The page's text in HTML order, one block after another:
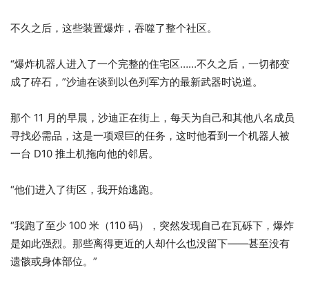
不久之后，这些装置爆炸，吞噬了整个社区。
“爆炸机器人进入了一个完整的住宅区……不久之后，一切都变
成了碎石，”沙迪在谈到以色列军方的最新武器时说道。
那个 11 月的早晨，沙迪正在街上，每天为自己和其他八名成员
寻找必需品，这是一项艰巨的任务，这时他看到一个机器人被
一台 D10 推土机拖向他的邻居。
“他们进入了街区，我开始逃跑。
“我跑了至少 100 米（110 码），突然发现自己在瓦砾下，爆炸
是如此强烈。那些离得更近的人却什么也没留下——甚至没有
遗骸或身体部位。”